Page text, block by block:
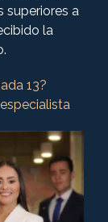
superiores a
la
13?